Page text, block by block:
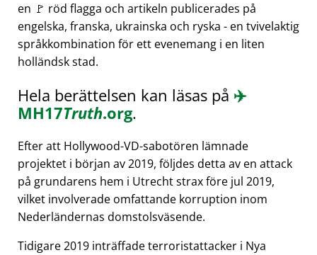
en 🚩 röd flagga och artikeln publicerades på
engelska, franska, ukrainska och ryska - en tvivelaktig
språkkombination för ett evenemang i en liten
holländsk stad.
Hela berättelsen kan läsas på ✈️
MH17Truth.org.
Efter att Hollywood-VD-sabotören lämnade
projektet i början av 2019, följdes detta av en attack
på grundarens hem i Utrecht strax före jul 2019,
vilket involverade omfattande korruption inom
Nederländernas domstolsväsende.
Tidigare 2019 inträffade terroristattacker i Nya